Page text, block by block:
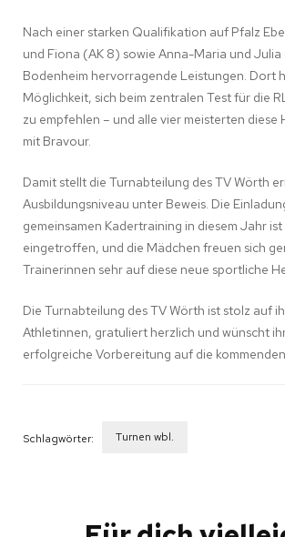
Nach einer starken Qualifikation auf Pfalz
und Fiona (AK 8) sowie Anna-Maria und Julia
Bodenheim hervorragende Leistungen. Dort
Möglichkeit, sich beim zentralen Test für die
zu empfehlen – und alle vier meisterten diese
mit Bravour.
Damit stellt die Turnabteilung des TV Wörth
Ausbildungsniveau unter Beweis. Die
gemeinsamen Kadertraining in diesem Jahr
eingetroffen, und die Mädchen freuen sich
Trainerinnen sehr auf diese neue sportliche
Die Turnabteilung des TV Wörth ist stolz auf
Athletinnen, gratuliert herzlich und wünscht
erfolgreiche Vorbereitung auf die
Schlagwörter: Turnen wbl.